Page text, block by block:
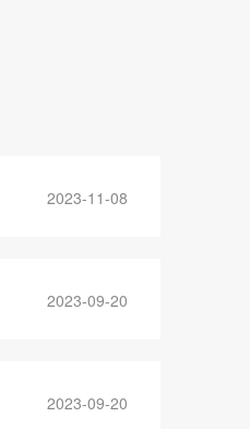
2023-11-08
2023-09-20
2023-09-20